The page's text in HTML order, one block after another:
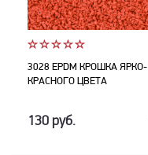
3028 EPDM КРОШКА ЯРКО-
КРАСНОГО ЦВЕТА
130 руб.